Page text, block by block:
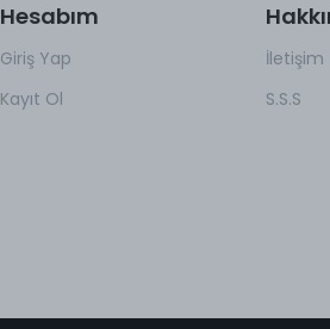
Hesabım
Giriş Yap
Kayıt Ol
İletişim
S.S.S